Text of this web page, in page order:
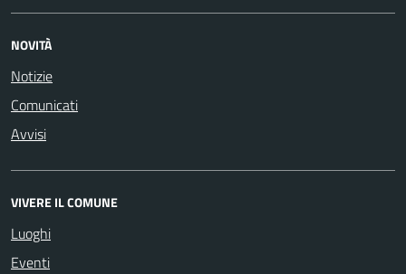
NOVITÀ
Notizie
Comunicati
Avvisi
VIVERE IL COMUNE
Luoghi
Eventi